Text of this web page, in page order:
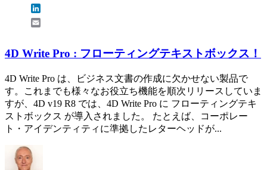
4D Write Pro : フローティングテキストボックス！
4D Write Pro は、ビジネス文書の作成に欠かせない製品で
す。これまでも様々なお役立ち機能を順次リリースしていま
すが、4D v19 R8 では、4D Write Pro に フローティングテキ
ストボックス が導入されました。 たとえば、コーポレー
ト・アイデンティティに準拠したレターヘッドが...